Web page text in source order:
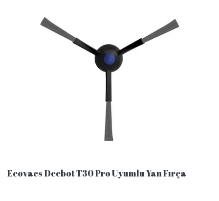
Ecovacs Deebot T30 Pro Uyumlu Yan Fırça